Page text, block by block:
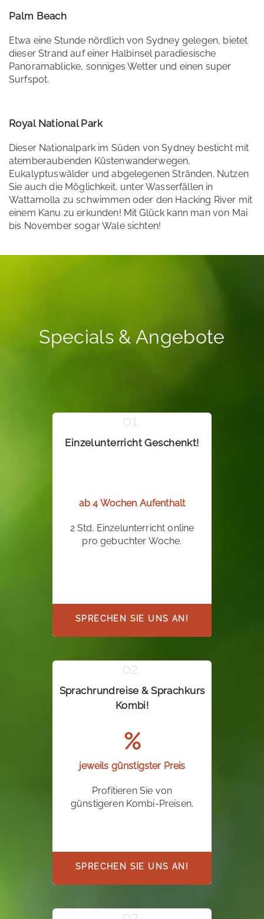
Palm Beach
Etwa eine Stunde nördlich von Sydney gelegen, bietet
dieser Strand auf einer Halbinsel paradiesische
Panoramablicke, sonniges Wetter und einen super
Surfspot.​
Royal National Park
Dieser Nationalpark im Süden von Sydney besticht mit
atemberaubenden Küstenwanderwegen,
Eukalyptuswälder und abgelegenen Stränden​. Nutzen
Sie auch die Möglichkeit, unter Wasserfällen in
Wattamolla zu schwimmen oder den Hacking River mit
einem Kanu zu erkunden! Mit Glück kann man von Mai
bis November sogar Wale sichten!
Specials & Angebote
Einzelunterricht Geschenkt!
ab 4 Wochen Aufenthalt
2 Std. Einzelunterricht online
pro gebuchter Woche.
SPRECHEN SIE UNS AN!
Sprachrundreise & Sprachkurs
Kombi!
%
jeweils günstigster Preis
Profitieren Sie von
günstigeren Kombi-Preisen.
SPRECHEN SIE UNS AN!